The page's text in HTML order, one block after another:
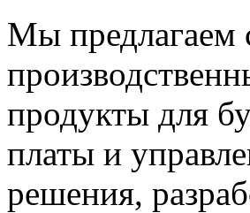
Мы предлагаем
продукты для
платы и
решения,